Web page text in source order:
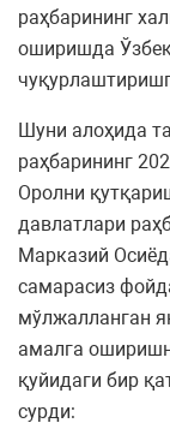
раҳбарининг
оширишда
Шуни алоҳида
раҳбарининг
Оролни
давлатлари
Марказий
самарасиз
мўлжалланган
амалга
қуйидаги бир
сурди: